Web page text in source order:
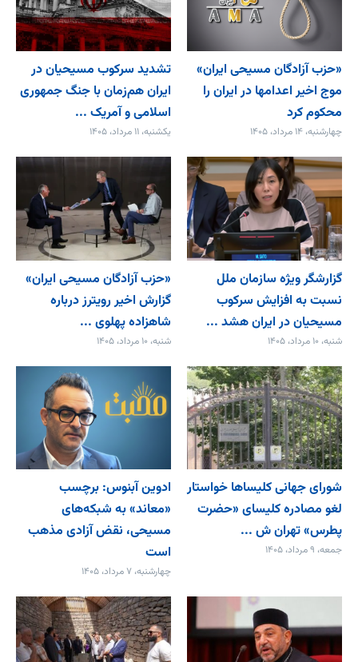
«حزب آزادگان مسیحی ایران»
موج اخیر اعدامها در ایران را
محکوم کرد
چهارشنبه، ۱۴ مرداد، ۱۴۰۵
تشدید سرکوب مسیحیان در
ایران هم‌زمان با جنگ جمهوری
اسلامی و آمریک ...
یکشنبه، ۱۱ مرداد، ۱۴۰۵
گزارشگر ویژه سازمان ملل
نسبت به افزایش سرکوب
مسیحیان در ایران هشد ...
شنبه، ۱۰ مرداد، ۱۴۰۵
«حزب آزادگان مسیحی ایران»
گزارش اخیر رویترز درباره
شاهزاده پهلوی ...
شنبه، ۱۰ مرداد، ۱۴۰۵
شورای جهانی کلیساها خواستار
لغو مصادره کلیسای «حضرت
پطرس» تهران ش ...
جمعه، ۹ مرداد، ۱۴۰۵
ادوین آبنوس: برچسب
«معاند» به شبکه‌های
مسیحی، نقض آزادی مذهب
است
چهارشنبه، ۷ مرداد، ۱۴۰۵